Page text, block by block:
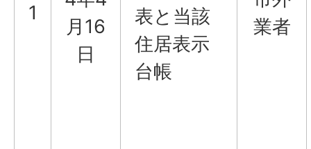
1
月16
日
表と当該
住居表示
台帳
業者